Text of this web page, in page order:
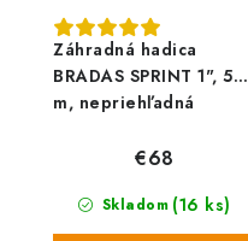
Záhradná hadica
BRADAS SPRINT 1", 50
m, nepriehľadná
Skladom (16 ks)
€68